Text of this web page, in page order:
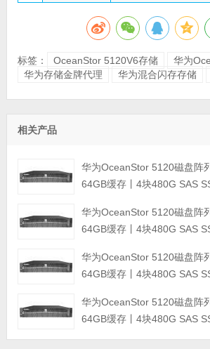
标签： OceanStor 5120V6存储
华为
华为存储金牌代理
华为混合闪存存储
相关产品
华为OceanStor 5120磁盘阵
64GB缓存丨4块480G SAS
质保）
华为OceanStor 5120磁盘阵
64GB缓存丨4块480G SAS
质保）
华为OceanStor 5120磁盘阵
64GB缓存丨4块480G SAS
保）
华为OceanStor 5120磁盘阵
64GB缓存丨4块480G SAS